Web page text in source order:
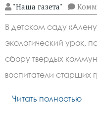
"Наша газета"
В детском саду
экологический урок,
сбору твердых
воспитатели старших
Читать полностью